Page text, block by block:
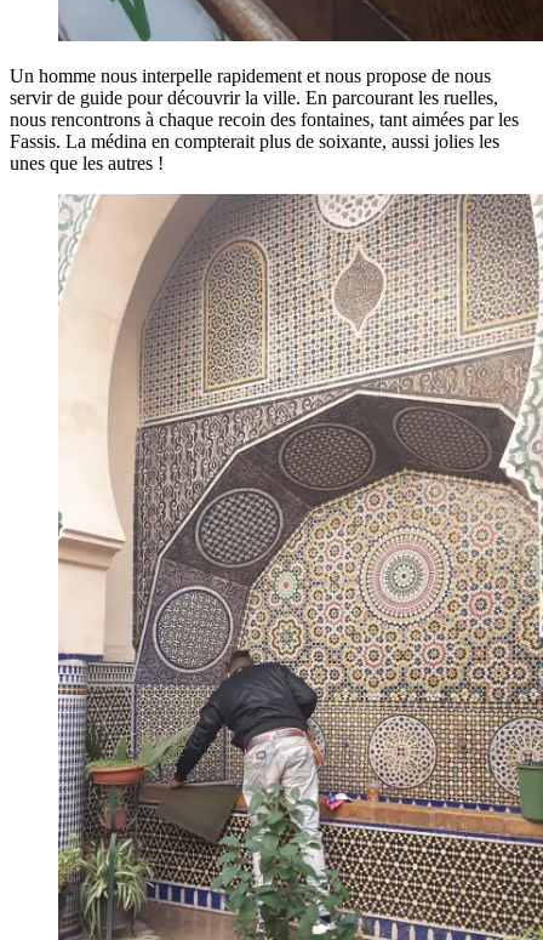
Un homme nous interpelle rapidement et nous propose de nous
servir de guide pour découvrir la ville. En parcourant les ruelles,
nous rencontrons à chaque recoin des fontaines, tant aimées par les
Fassis. La médina en compterait plus de soixante, aussi jolies les
unes que les autres !